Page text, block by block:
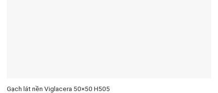
Gạch lát nền Viglacera 50×50 H505